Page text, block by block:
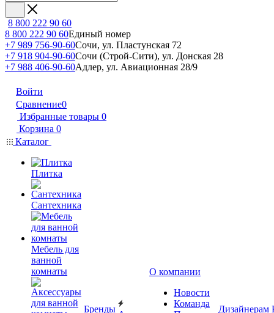
8 800 222 90 60
8 800 222 90 60Единый номер
+7 989 756-90-60Сочи, ул. Пластунская 72
+7 918 904-90-60Сочи (Строй-Сити), ул. Донская 28
+7 988 406-90-60Адлер, ул. Авиационная 28/9
Войти
Сравнение0
Избранные товары 0
Корзина 0
Каталог
Плитка
Сантехника
Мебель для
ванной
комнаты
Бренды
О компании
Новости
Команда
Дизайнерам